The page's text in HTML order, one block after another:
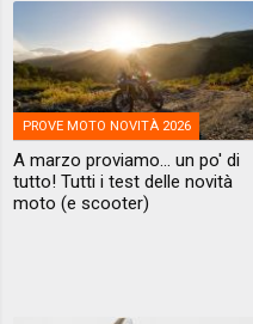
PROVE MOTO NOVITÀ 2026
A marzo proviamo... un po' di
tutto! Tutti i test delle novità
moto (e scooter)